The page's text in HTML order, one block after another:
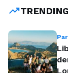
trending_up